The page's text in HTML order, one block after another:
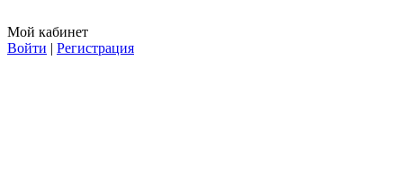
Мой кабинет
Войти | Регистрация